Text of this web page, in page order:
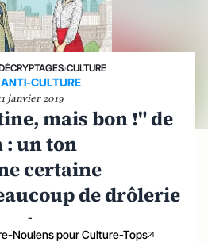
›CULTURE
CULTURE
janvier 2019
mais bon !" de
: un ton
certaine
de drôlerie
-
Noulens pour Culture-Tops